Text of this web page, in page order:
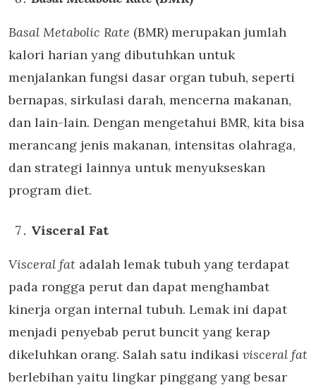
Basal Metabolic Rate (BMR) merupakan jumlah
kalori harian yang dibutuhkan untuk
menjalankan fungsi dasar organ tubuh, seperti
bernapas, sirkulasi darah, mencerna makanan,
dan lain-lain. Dengan mengetahui BMR, kita bisa
merancang jenis makanan, intensitas olahraga,
dan strategi lainnya untuk menyukseskan
program diet.
Visceral Fat
Visceral fat adalah lemak tubuh yang terdapat
pada rongga perut dan dapat menghambat
kinerja organ internal tubuh. Lemak ini dapat
menjadi penyebab perut buncit yang kerap
dikeluhkan orang. Salah satu indikasi visceral fat
berlebihan yaitu lingkar pinggang yang besar